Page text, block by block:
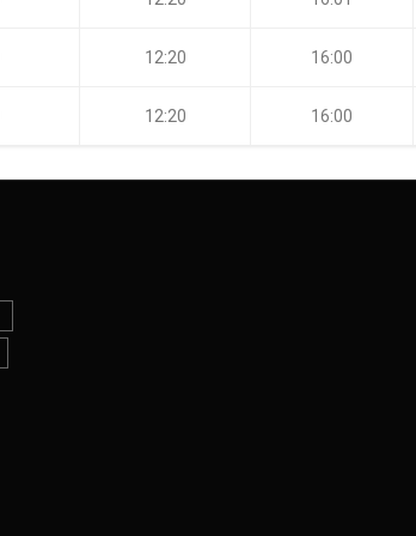
12:20 16:00
12:20 16:00